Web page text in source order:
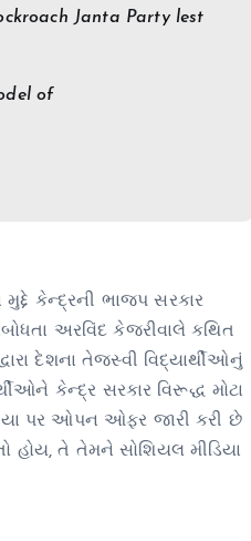
Janta Party lest
of
કેન્દ્રની ભાજપ સરકાર
અરવિંદ કેજરીવાલે કથિત
દેશના તેજસ્વી વિદ્યાર્થીઓનું
કેન્દ્ર સરકાર વિરૂદ્ધ મોટા
પર ઓપન ઓફર જારી કરી છે
હોય, તે તેમને સોશિયલ મીડિયા